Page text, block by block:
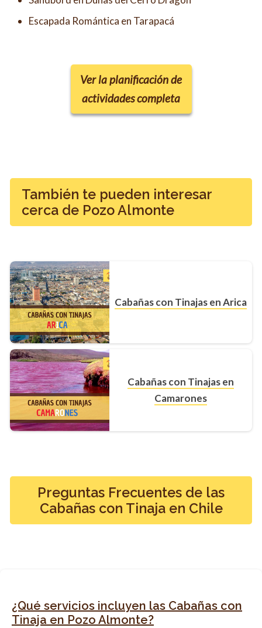
Escapada Romántica en Tarapacá
Ver la planificación de
actividades completa
También te pueden interesar
cerca de Pozo Almonte
Cabañas con Tinajas en Arica
Cabañas con Tinajas en
Camarones
Preguntas Frecuentes de las
Cabañas con Tinaja en Chile
¿Qué servicios incluyen las Cabañas con
Tinaja en Pozo Almonte?